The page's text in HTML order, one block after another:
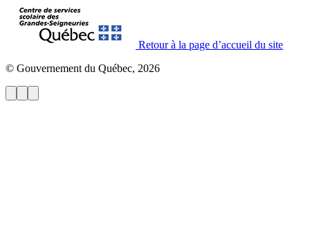
Retour à la page d’accueil du site
© Gouvernement du Québec, 2026